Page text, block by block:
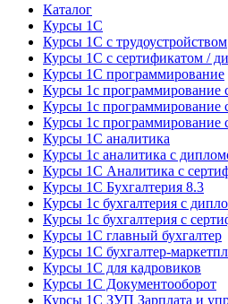
Каталог
Курсы 1С
Курсы 1С с трудоустройством
Курсы 1С с сертификатом /
Курсы 1С программирование
Курсы 1с программирование
Курсы 1с программирование
Курсы 1с программирование
Курсы 1С аналитика
Курсы 1с аналитика с
Курсы 1С Аналитика с
Курсы 1С Бухгалтерия 8.3
Курсы 1с бухгалтерия с
Курсы 1с бухгалтерия с
Курсы 1С главный бухгалтер
Курсы 1С бухгалтер-
Курсы 1С для кадровиков
Курсы 1С Документооборот
Курсы 1С ЗУП Зарплата и